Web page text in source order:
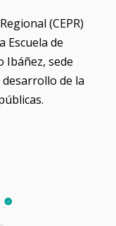
(CEPR)
Escuela de
Ibáñez, sede
de la